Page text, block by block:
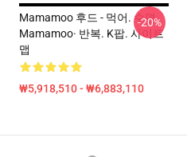
Mamamoo 후드 - 먹어. 수면.
Mamamoo· 반복. K팝. 사이트
맵
₩5,918,510 - ₩6,883,110
-20%